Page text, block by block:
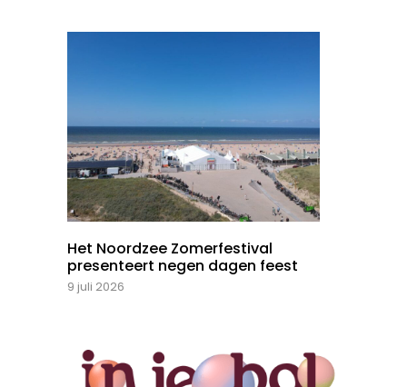
Het Noordzee Zomerfestival
presenteert negen dagen feest
9 juli 2026